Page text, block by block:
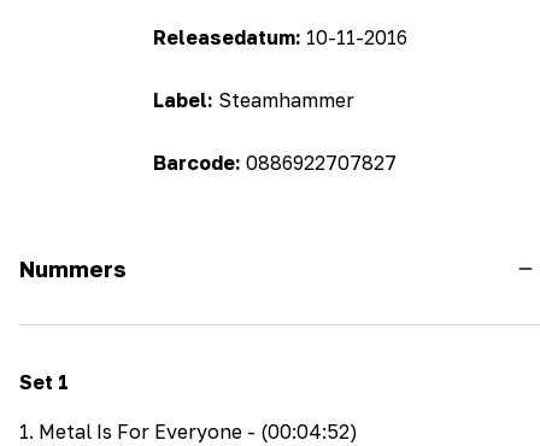
Releasedatum: 10-11-2016
Label: Steamhammer
Barcode: 0886922707827
Nummers
Set 1
1. Metal Is For Everyone - (00:04:52)